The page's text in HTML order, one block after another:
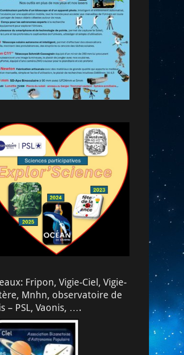
Fripon, Vigie-Ciel, Vigie-
Mnhn, observatoire de
– PSL, Vaonis, ….